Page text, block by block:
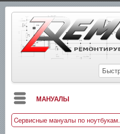
МАНУАЛЫ
БЛОГ
Cервисные мануалы по ноутбукам.